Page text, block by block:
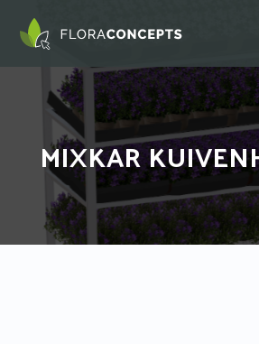
MIXKAR